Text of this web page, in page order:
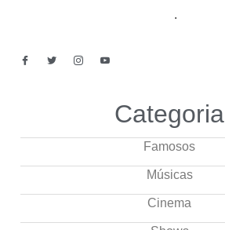
.
Categoria
Famosos
Músicas
Cinema